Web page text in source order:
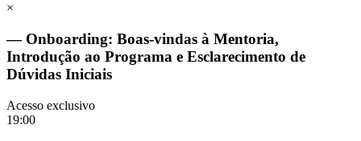
×
— Onboarding: Boas-vindas à Mentoria,
Introdução ao Programa e Esclarecimento de
Dúvidas Iniciais
Acesso exclusivo
19:00